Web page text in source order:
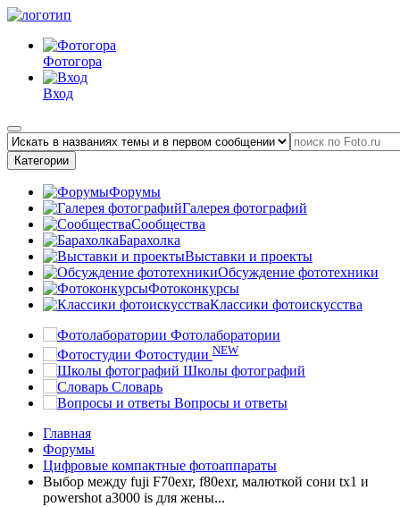
Фотогора
Вход
Категории
Форумы
Галерея фотографий
Сообщества
Барахолка
Выставки и проекты
Обсуждение фототехники
Фотоконкурсы
Классики фотоискусства
Фотолаборатории
Фотостудии NEW
Школы фотографий
Словарь
Вопросы и ответы
Главная
Форумы
Цифровые компактные фотоаппараты
Выбор между fuji F70exr, f80exr, малюткой сони tx1 и
powershot a3000 is для жены...